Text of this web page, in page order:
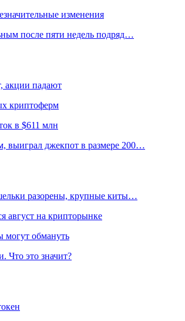
изменения
после пяти недель подряд…
акции падают
криптоферм
в $611 млн
выиграл джекпот в размере 200…
разорены, крупные киты…
август на крипторынке
могут обмануть
Что это значит?